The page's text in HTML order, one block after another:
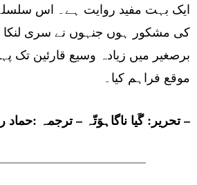
ایک بہت مفید روایت ہے۔ اس
کی مشکور ہوں جنہوں نے سری لنکا
برصغیر میں زیادہ وسیع قارئین تک
موقع فراہم کیا۔
تحریر: گَیا ناگاہوَتّہ – ترجمہ :حماد رند –